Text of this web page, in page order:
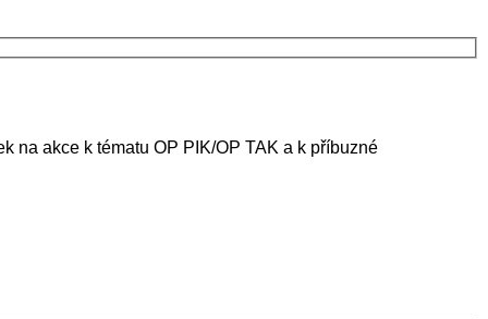
na akce k tématu OP PIK/OP TAK a k příbuzné